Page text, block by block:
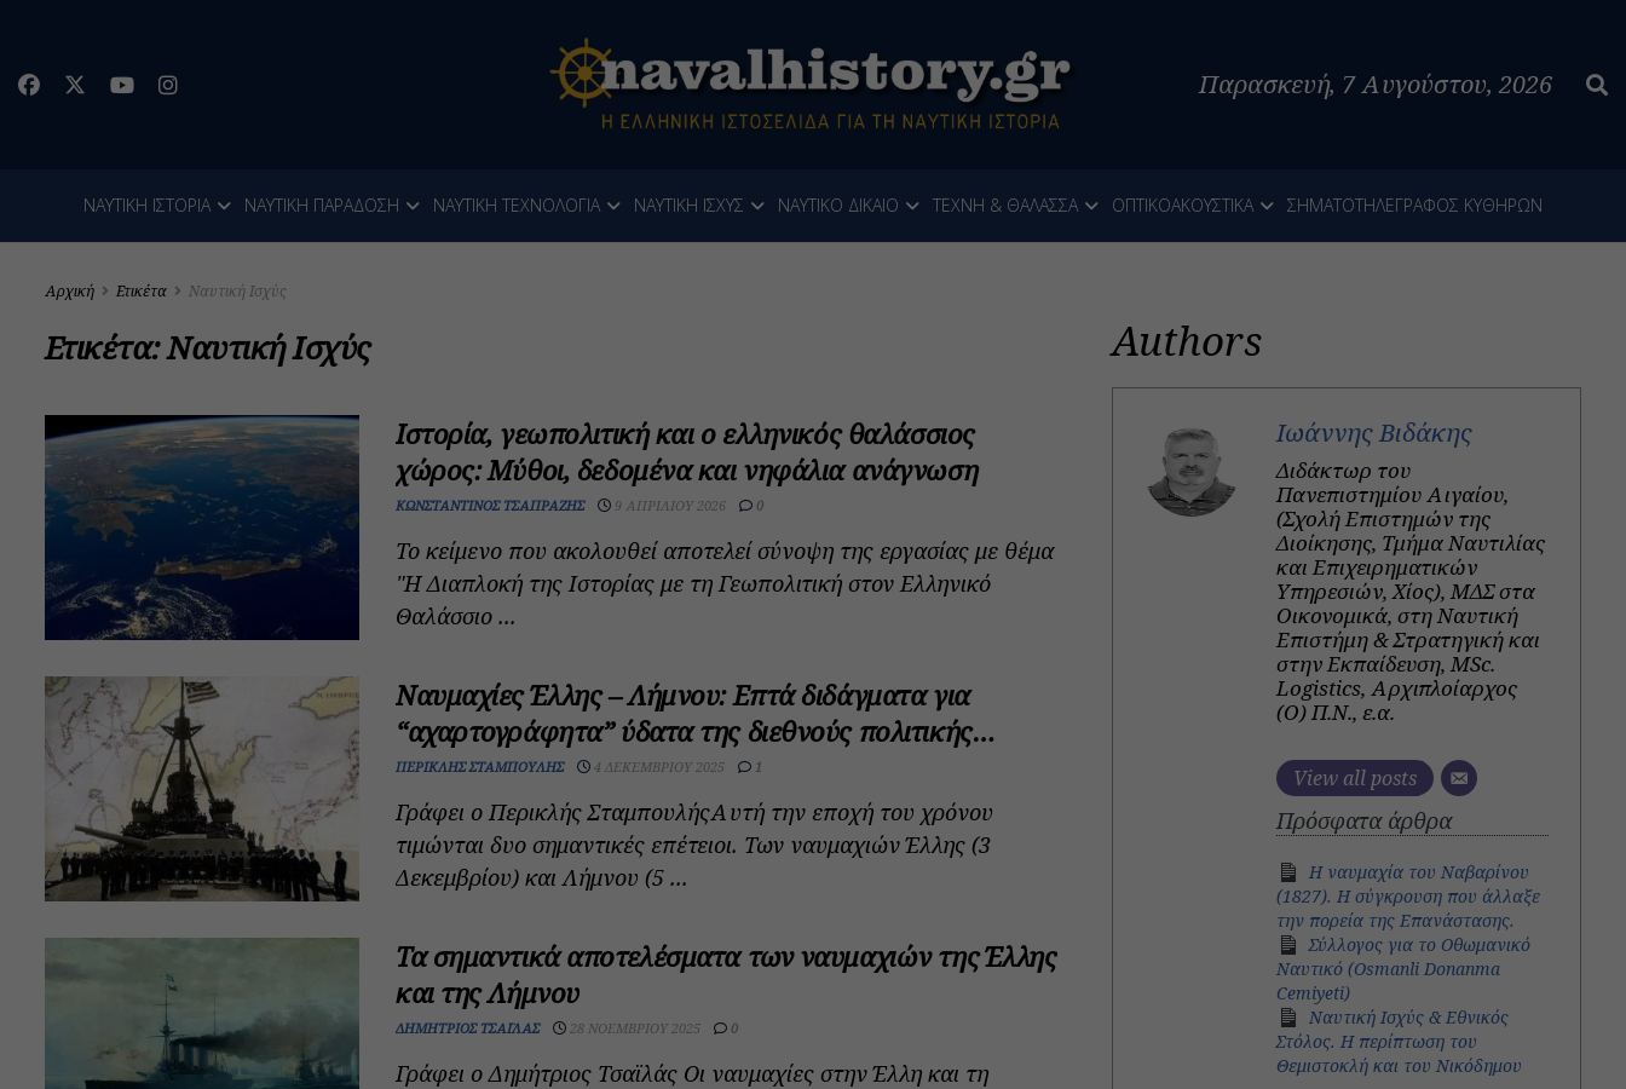
Παρασκευή, 7 Αυγούστου, 2026
ΝΑΥΤΙΚΗ ΙΣΤΟΡΙΑ ΝΑΥΤΙΚΗ ΠΑΡΑΔΟΣΗ ΝΑΥΤΙΚΗ ΤΕΧΝΟΛΟΓΙΑ ΝΑΥΤΙΚΗ ΙΣΧΥΣ ΝΑΥΤΙΚΟ ΔΙΚΑΙΟ ΤΕΧΝΗ & ΘΑΛΑΣΣΑ ΟΠΤΙΚΟΑΚΟΥΣΤΙΚΑ ΣΗΜΑΤΟΤΗΛΕΓΡΑΦΟΣ ΚΥΘΗΡΩΝ
Αρχική Ετικέτα Ναυτική Ισχύς
Ετικέτα:Ναυτική Ισχύς
Ιστορία, γεωπολιτική και ο ελληνικός θαλάσσιος
χώρος: Μύθοι, δεδομένα και νηφάλια ανάγνωση
ΚΩΝΣΤΑΝΤΊΝΟΣ ΤΣΑΠΡΆΖΗΣ 9 ΑΠΡΙΛΊΟΥ 2026 0
Το κείμενο που ακολουθεί αποτελεί σύνοψη της εργασίας με θέμα
"Η Διαπλοκή της Ιστορίας με τη Γεωπολιτική στον Ελληνικό
Θαλάσσιο ...
Ναυμαχίες Έλλης – Λήμνου: Επτά διδάγματα για
“αχαρτογράφητα” ύδατα της διεθνούς πολιτικής…
ΠΕΡΙΚΛΉΣ ΣΤΑΜΠΟΥΛΉΣ 4 ΔΕΚΕΜΒΡΊΟΥ 2025 1
Γράφει ο Περικλής ΣταμπουλήςΑυτή την εποχή του χρόνου
τιμώνται δυο σημαντικές επέτειοι. Των ναυμαχιών Έλλης (3
Δεκεμβρίου) και Λήμνου (5 ...
Τα σημαντικά αποτελέσματα των ναυμαχιών της Έλλης
και της Λήμνου
ΔΗΜΉΤΡΙΟΣ ΤΣΑΪΛΆΣ 28 ΝΟΕΜΒΡΊΟΥ 2025 0
Γράφει ο Δημήτριος Τσαϊλάς Oι ναυμαχίες στην Έλλη και τη
Authors
Ιωάννης Βιδάκης
Διδάκτωρ του
Πανεπιστημίου Αιγαίου,
(Σχολή Επιστημών της
Διοίκησης, Τμήμα Ναυτιλίας
και Επιχειρηματικών
Υπηρεσιών, Χίος), MΔΣ στα
Οικονομικά, στη Ναυτική
Επιστήμη & Στρατηγική και
στην Εκπαίδευση, MSc.
Logistics, Αρχιπλοίαρχος
(Ο) Π.Ν., ε.α.
View all posts
Πρόσφατα άρθρα
H ναυμαχία του Ναβαρίνου
(1827). Η σύγκρουση που άλλαξε
την πορεία της Επανάστασης.
Σύλλογος για το Οθωμανικό
Ναυτικό (Osmanli Donanma
Cemiyeti)
Ναυτική Ισχύς & Εθνικός
Στόλος. Η περίπτωση του
Θεμιστοκλή και του Νικόδημου